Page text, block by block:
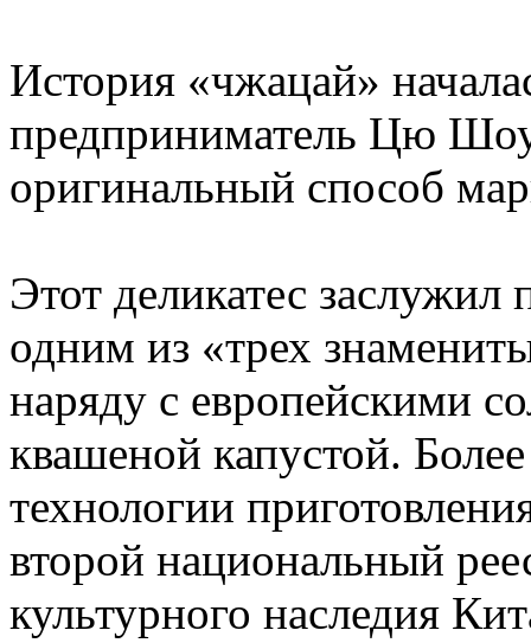
История «чжацай»
предприниматель Цю
оригинальный способ
Этот деликатес заслужил
одним из «трех
наряду с европейскими
квашеной капустой.
технологии
второй национальный
культурного наследия